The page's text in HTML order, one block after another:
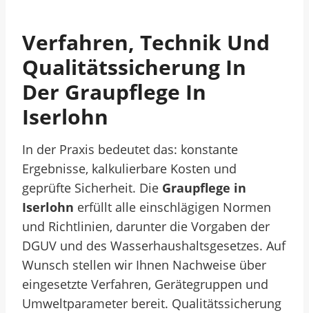
Verfahren, Technik Und
Qualitätssicherung In
Der Graupflege In
Iserlohn
In der Praxis bedeutet das: konstante
Ergebnisse, kalkulierbare Kosten und
geprüfte Sicherheit. Die Graupflege in
Iserlohn erfüllt alle einschlägigen Normen
und Richtlinien, darunter die Vorgaben der
DGUV und des Wasserhaushaltsgesetzes. Auf
Wunsch stellen wir Ihnen Nachweise über
eingesetzte Verfahren, Gerätegruppen und
Umweltparameter bereit. Qualitätssicherung